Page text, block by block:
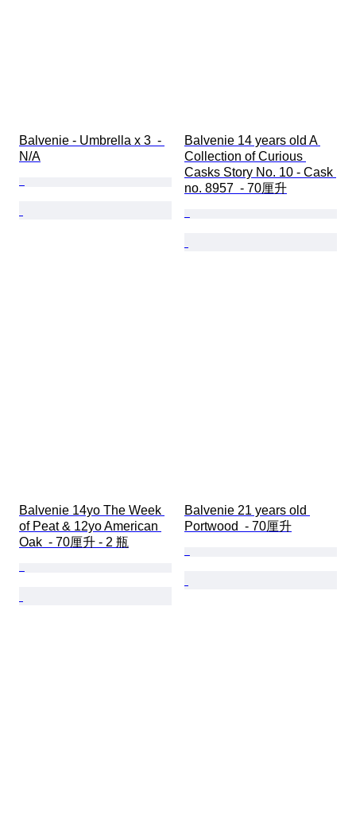
Balvenie - Umbrella x 3  -
N/A
Balvenie 14 years old A
Collection of Curious
Casks Story No. 10 - Cask
no. 8957  - 70厘升
Balvenie 14yo The Week
of Peat & 12yo American
Oak  - 70厘升 - 2 瓶
Balvenie 21 years old
Portwood  - 70厘升